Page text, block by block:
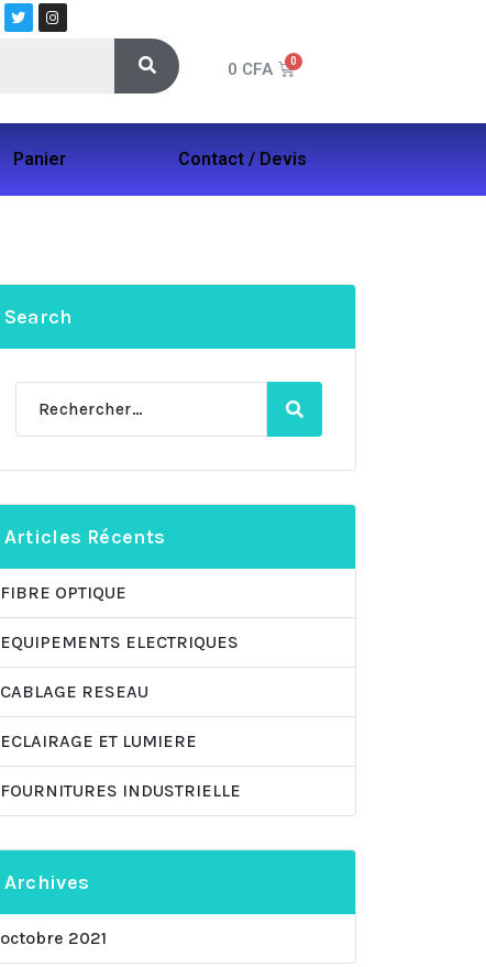
0 CFA
Panier Contact / Devis
Search
Articles Récents
FIBRE OPTIQUE
EQUIPEMENTS ELECTRIQUES
CABLAGE RESEAU
ECLAIRAGE ET LUMIERE
FOURNITURES INDUSTRIELLE
Archives
octobre 2021